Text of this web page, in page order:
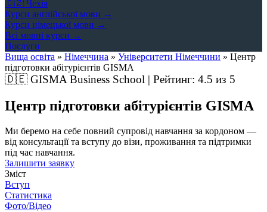
🇨🇿 Чехія
Курси англійської мови →
Курси німецької мови →
Всі мовні курси →
Послуги
Вища освіта » Німеччина » Університети Німеччини » Центр
підготовки абітурієнтів GISMA
🇩🇪GISMA Business School | Рейтинг: 4.5 из 5
Центр підготовки абітурієнтів GISMA
Ми беремо на себе повний супровід навчання за кордоном —
від консультації та вступу до візи, проживання та підтримки
під час навчання.
Залишити заявку
Зміст
Вступ
Статистика
Фото/Відео